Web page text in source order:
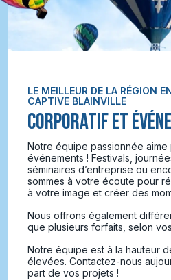
LE MEILLEUR DE LA RÉGION
CAPTIVE BLAINVILLE
CORPORATIF ET
Notre équipe passionnée
événements ! Festivals,
séminaires d’entreprise ou
sommes à votre écoute pour
à votre image et créer des
Nous offrons également
que plusieurs forfaits, selon
Notre équipe est à la hauteur
élevées. Contactez-nous
part de vos projets !